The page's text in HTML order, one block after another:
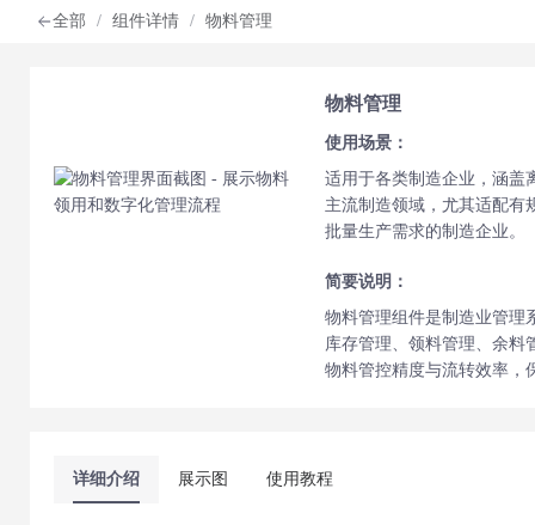
全部 / 组件详情 / 物料管理
物料管理
使用场景：
适用于各类制造企业，涵盖
主流制造领域，尤其适配有
批量生产需求的制造企业。
简要说明：
物料管理组件是制造业管理
库存管理、领料管理、余料
物料管控精度与流转效率，
详细介绍 展示图 使用教程